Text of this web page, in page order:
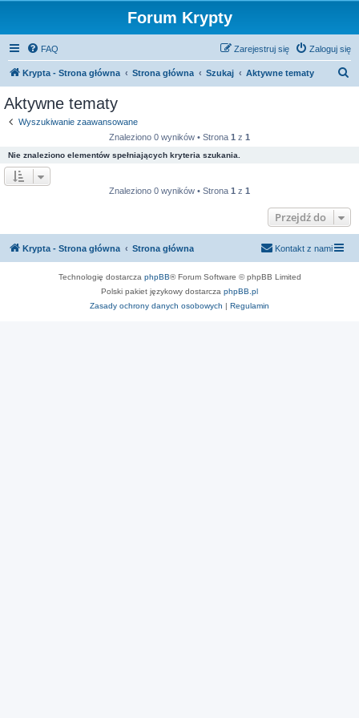
Forum Krypty
FAQ Zaloguj się
Zarejestruj się
Krypta - Strona główna Strona główna Szukaj Aktywne tematy
Aktywne tematy
Wyszukiwanie zaawansowane
Znaleziono 0 wyników • Strona 1 z 1
Nie znaleziono elementów spełniających kryteria szukania.
Znaleziono 0 wyników • Strona 1 z 1
Przejdź do
Krypta - Strona główna Strona główna Kontakt z nami
Technologię dostarcza phpBB® Forum Software © phpBB Limited
Polski pakiet językowy dostarcza phpBB.pl
Zasady ochrony danych osobowych | Regulamin